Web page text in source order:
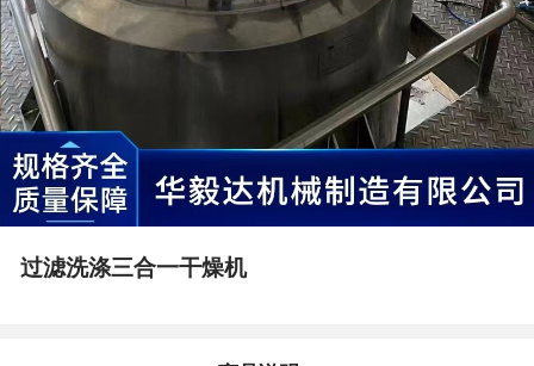
过滤洗涤三合一干燥机